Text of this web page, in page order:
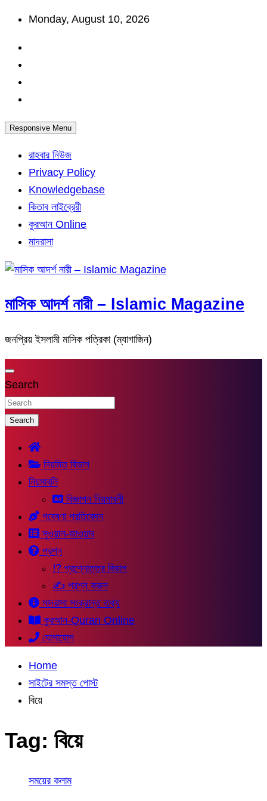
Skip
content
Monday, August 10, 2026
Responsive Menu
রাহবার নিউজ
Privacy Policy
Knowledgebase
কিতাব লাইব্রেরী
কুরআন Online
মাদরাসা
মাসিক আদর্শ নারী – Islamic Magazine
জনপ্রিয় ইসলামী মাসিক পত্রিকা (ম্যাগাজিন)
Search
Search
নিয়মিত বিভাগ
নিয়মাবলি
বিজ্ঞাপন নিয়মাবলী
গবেষণা প্রতিবেদন
সুওয়াল-জাওয়াব
প্রশ্ন
⁉ প্রশ্নোত্তর বিভাগ
✍ প্রশ্ন করুন
মাদরাসা সংক্রান্ত তথ্য
কুরআন-Quran Online
যোগাযোগ
Home
সাইটের সমস্ত পোস্ট
বিয়ে
Tag: বিয়ে
সময়ের কলাম